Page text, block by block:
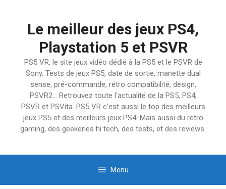
Le meilleur des jeux PS4,
Playstation 5 et PSVR
PS5 VR, le site jeux vidéo dédié à la PS5 et le PSVR de
Sony. Tests de jeux PS5, date de sortie, manette dual
sense, pré-commande, rétro compatibilité, design,
PSVR2… Retrouvez toute l'actualité de la PS5, PS4,
PSVR et PSVita. PS5 VR c'est aussi le top des meilleurs
jeux PS5 et des meilleurs jeux PS4. Mais aussi du retro
gaming, des geekeries hi tech, des tests, et des reviews.
Menu